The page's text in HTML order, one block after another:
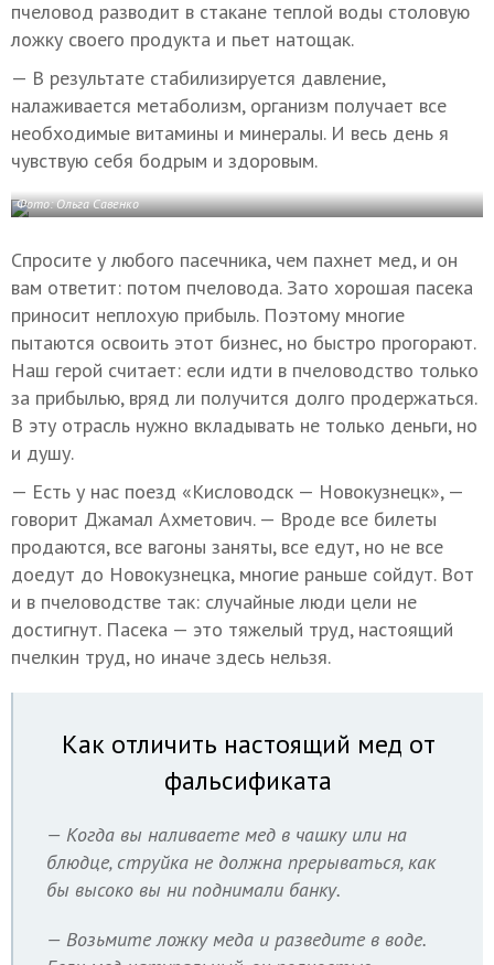
пчеловод разводит в стакане теплой воды столовую
ложку своего продукта и пьет натощак.
— В результате стабилизируется давление,
налаживается метаболизм, организм получает все
необходимые витамины и минералы. И весь день я
чувствую себя бодрым и здоровым.
Фото: Ольга Савенко
Спросите у любого пасечника, чем пахнет мед, и он
вам ответит: потом пчеловода. Зато хорошая пасека
приносит неплохую прибыль. Поэтому многие
пытаются освоить этот бизнес, но быстро прогорают.
Наш герой считает: если идти в пчеловодство только
за прибылью, вряд ли получится долго продержаться.
В эту отрасль нужно вкладывать не только деньги, но
и душу.
— Есть у нас поезд «Кисловодск — Новокузнецк», —
говорит Джамал Ахметович. — Вроде все билеты
продаются, все вагоны заняты, все едут, но не все
доедут до Новокузнецка, многие раньше сойдут. Вот
и в пчеловодстве так: случайные люди цели не
достигнут. Пасека — это тяжелый труд, настоящий
пчелкин труд, но иначе здесь нельзя.
Как отличить настоящий мед от
фальсификата
— Когда вы наливаете мед в чашку или на
блюдце, струйка не должна прерываться, как
бы высоко вы ни поднимали банку.
— Возьмите ложку меда и разведите в воде.